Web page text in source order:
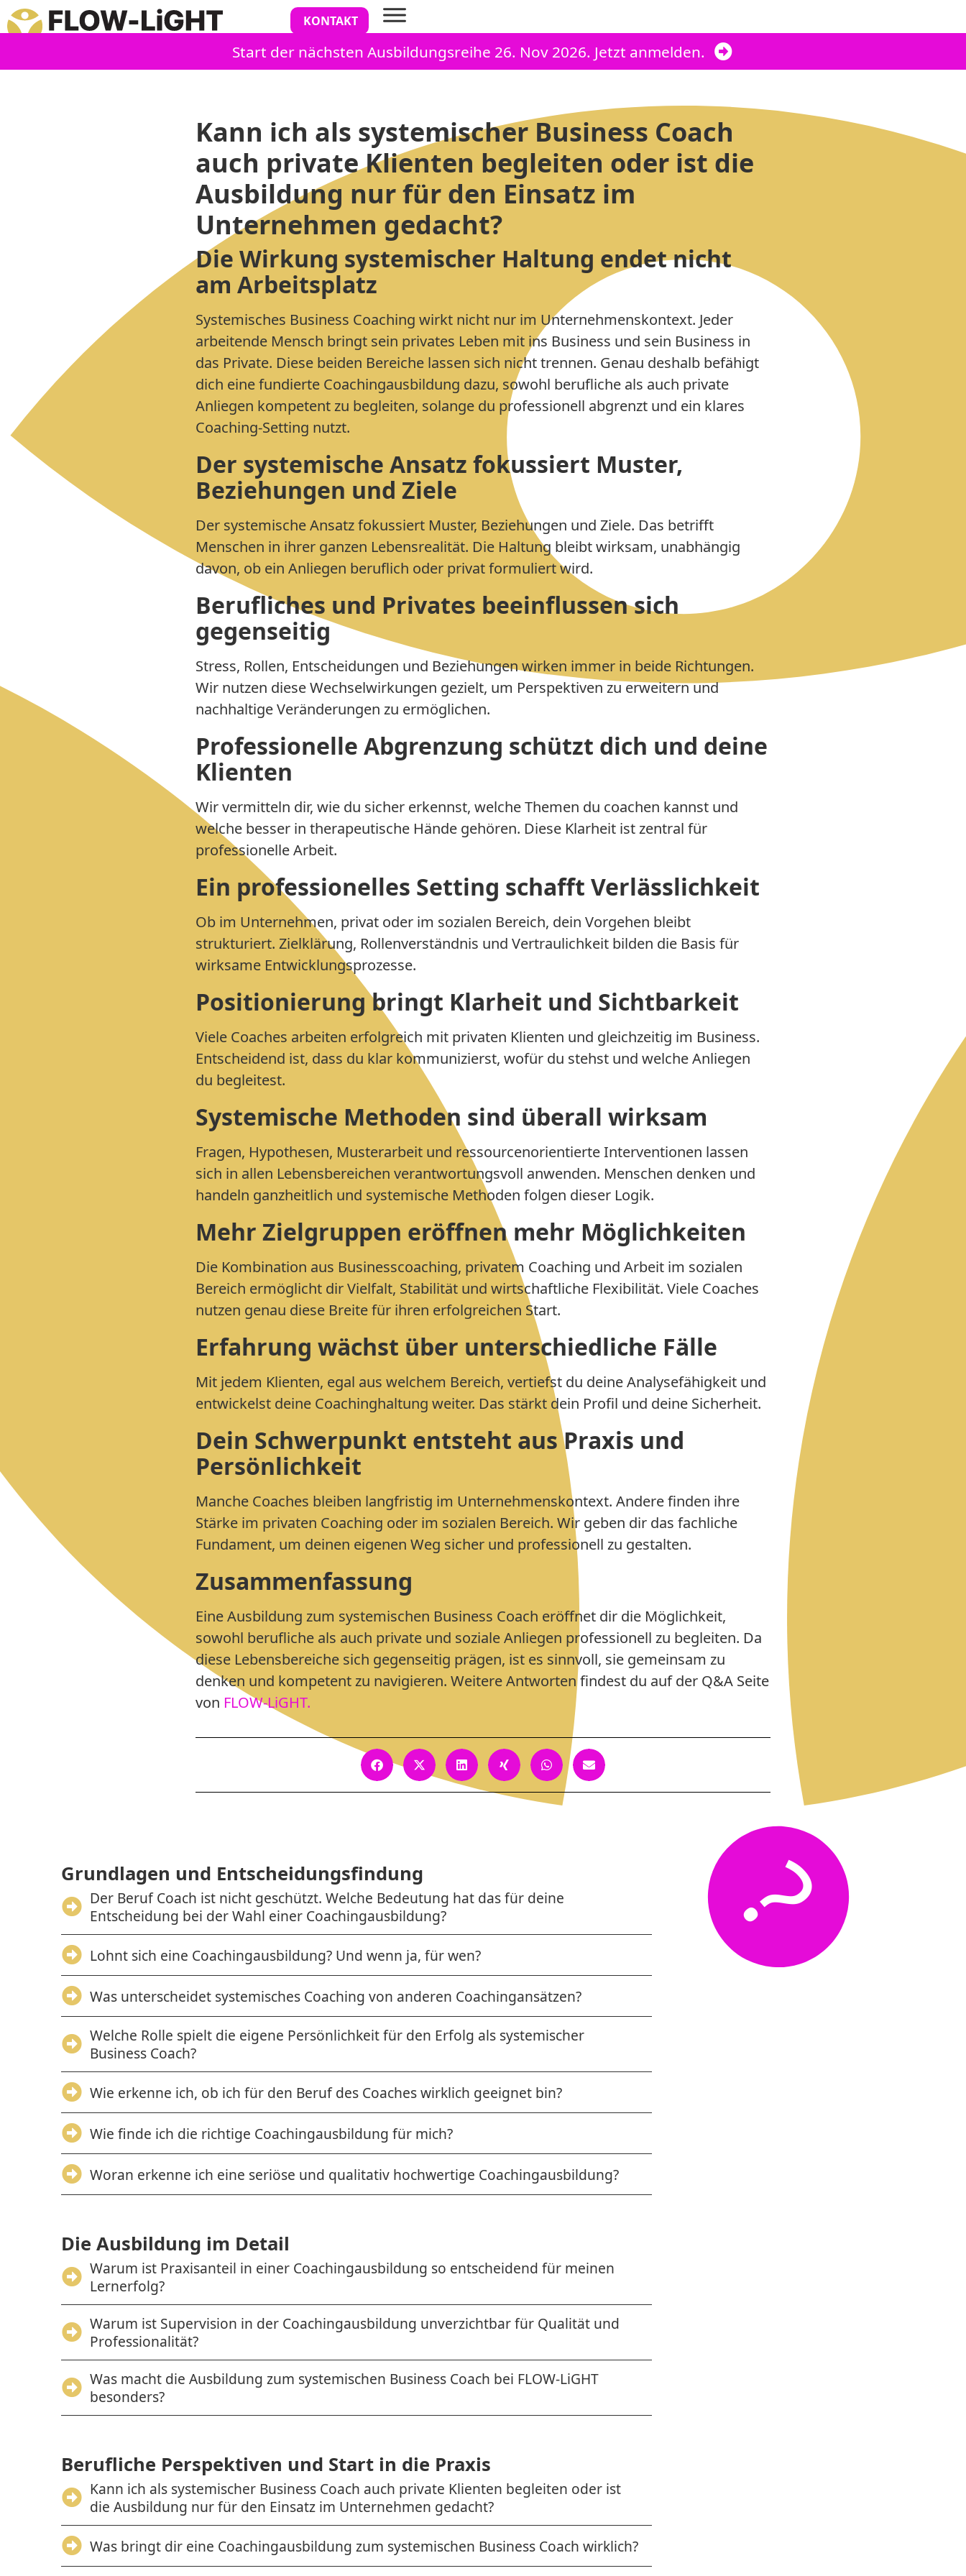
KONTAKT
Start der nächsten Ausbildungsreihe 26. Nov 2026. Jetzt anmelden.
Kann ich als systemischer Business Coach
auch private Klienten begleiten oder ist die
Ausbildung nur für den Einsatz im
Unternehmen gedacht?
Die Wirkung systemischer Haltung endet nicht
am Arbeitsplatz
Systemisches Business Coaching wirkt nicht nur im Unternehmenskontext. Jeder
arbeitende Mensch bringt sein privates Leben mit ins Business und sein Business in
das Private. Diese beiden Bereiche lassen sich nicht trennen. Genau deshalb befähigt
dich eine fundierte Coachingausbildung dazu, sowohl berufliche als auch private
Anliegen kompetent zu begleiten, solange du professionell abgrenzt und ein klares
Coaching-Setting nutzt.
Der systemische Ansatz fokussiert Muster,
Beziehungen und Ziele
Der systemische Ansatz fokussiert Muster, Beziehungen und Ziele. Das betrifft
Menschen in ihrer ganzen Lebensrealität. Die Haltung bleibt wirksam, unabhängig
davon, ob ein Anliegen beruflich oder privat formuliert wird.
Berufliches und Privates beeinflussen sich
gegenseitig
Stress, Rollen, Entscheidungen und Beziehungen wirken immer in beide Richtungen.
Wir nutzen diese Wechselwirkungen gezielt, um Perspektiven zu erweitern und
nachhaltige Veränderungen zu ermöglichen.
Professionelle Abgrenzung schützt dich und deine
Klienten
Wir vermitteln dir, wie du sicher erkennst, welche Themen du coachen kannst und
welche besser in therapeutische Hände gehören. Diese Klarheit ist zentral für
professionelle Arbeit.
Ein professionelles Setting schafft Verlässlichkeit
Ob im Unternehmen, privat oder im sozialen Bereich, dein Vorgehen bleibt
strukturiert. Zielklärung, Rollenverständnis und Vertraulichkeit bilden die Basis für
wirksame Entwicklungsprozesse.
Positionierung bringt Klarheit und Sichtbarkeit
Viele Coaches arbeiten erfolgreich mit privaten Klienten und gleichzeitig im Business.
Entscheidend ist, dass du klar kommunizierst, wofür du stehst und welche Anliegen
du begleitest.
Systemische Methoden sind überall wirksam
Fragen, Hypothesen, Musterarbeit und ressourcenorientierte Interventionen lassen
sich in allen Lebensbereichen verantwortungsvoll anwenden. Menschen denken und
handeln ganzheitlich und systemische Methoden folgen dieser Logik.
Mehr Zielgruppen eröffnen mehr Möglichkeiten
Die Kombination aus Businesscoaching, privatem Coaching und Arbeit im sozialen
Bereich ermöglicht dir Vielfalt, Stabilität und wirtschaftliche Flexibilität. Viele Coaches
nutzen genau diese Breite für ihren erfolgreichen Start.
Erfahrung wächst über unterschiedliche Fälle
Mit jedem Klienten, egal aus welchem Bereich, vertiefst du deine Analysefähigkeit und
entwickelst deine Coachinghaltung weiter. Das stärkt dein Profil und deine Sicherheit.
Dein Schwerpunkt entsteht aus Praxis und
Persönlichkeit
Manche Coaches bleiben langfristig im Unternehmenskontext. Andere finden ihre
Stärke im privaten Coaching oder im sozialen Bereich. Wir geben dir das fachliche
Fundament, um deinen eigenen Weg sicher und professionell zu gestalten.
Zusammenfassung
Eine Ausbildung zum systemischen Business Coach eröffnet dir die Möglichkeit,
sowohl berufliche als auch private und soziale Anliegen professionell zu begleiten. Da
diese Lebensbereiche sich gegenseitig prägen, ist es sinnvoll, sie gemeinsam zu
denken und kompetent zu navigieren. Weitere Antworten findest du auf der Q&A Seite
von FLOW-LiGHT.
Grundlagen und Entscheidungsfindung
Der Beruf Coach ist nicht geschützt. Welche Bedeutung hat das für deine
Entscheidung bei der Wahl einer Coachingausbildung?
Lohnt sich eine Coachingausbildung? Und wenn ja, für wen?
Was unterscheidet systemisches Coaching von anderen Coachingansätzen?
Welche Rolle spielt die eigene Persönlichkeit für den Erfolg als systemischer
Business Coach?
Wie erkenne ich, ob ich für den Beruf des Coaches wirklich geeignet bin?
Wie finde ich die richtige Coachingausbildung für mich?
Woran erkenne ich eine seriöse und qualitativ hochwertige Coachingausbildung?
Die Ausbildung im Detail
Warum ist Praxisanteil in einer Coachingausbildung so entscheidend für meinen
Lernerfolg?
Warum ist Supervision in der Coachingausbildung unverzichtbar für Qualität und
Professionalität?
Was macht die Ausbildung zum systemischen Business Coach bei FLOW-LiGHT
besonders?
Berufliche Perspektiven und Start in die Praxis
Kann ich als systemischer Business Coach auch private Klienten begleiten oder ist
die Ausbildung nur für den Einsatz im Unternehmen gedacht?
Was bringt dir eine Coachingausbildung zum systemischen Business Coach wirklich?
?